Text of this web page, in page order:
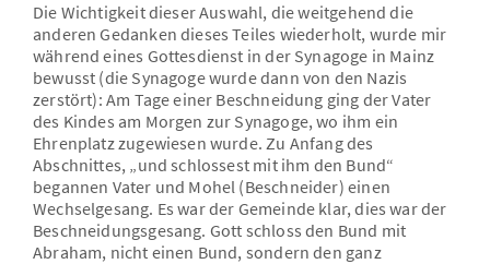
Die Wichtigkeit dieser Auswahl, die weitgehend die
anderen Gedanken dieses Teiles wiederholt, wurde mir
während eines Gottesdienst in der Synagoge in Mainz
bewusst (die Synagoge wurde dann von den Nazis
zerstört): Am Tage einer Beschneidung ging der Vater
des Kindes am Morgen zur Synagoge, wo ihm ein
Ehrenplatz zugewiesen wurde. Zu Anfang des
Abschnittes, „und schlossest mit ihm den Bund“
begannen Vater und Mohel (Beschneider) einen
Wechselgesang. Es war der Gemeinde klar, dies war der
Beschneidungsgesang. Gott schloss den Bund mit
Abraham, nicht einen Bund, sondern den ganz